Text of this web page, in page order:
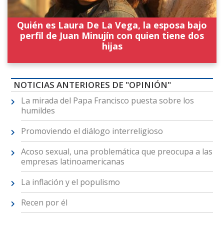
Quién es Laura De La Vega, la esposa bajo
perfil de Juan Minujín con quien tiene dos
hijas
NOTICIAS ANTERIORES DE "OPINIÓN"
La mirada del Papa Francisco puesta sobre los
humildes
Promoviendo el diálogo interreligioso
Acoso sexual, una problemática que preocupa a las
empresas latinoamericanas
La inflación y el populismo
Recen por él